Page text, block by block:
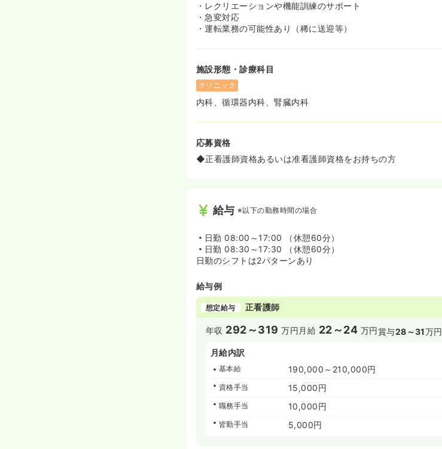
・レクリエーションや機能訓練のサポート
・急変対応
・運転業務の可能性あり（稀に送迎等）
施設形態・診療科目
クリニック
内科、循環器内科、腎臓内科
応募資格
◆正看護師資格あるいは准看護師資格をお持ちの方
給与 ※以下の勤務時間の場合
日勤 08:00～17:00 （休憩60分）
日勤 08:30～17:30 （休憩60分）
日勤のシフトは2パターンあり
給与例
想定給与 正看護師
年収 292～319 万円 月給 22～24 万円賞与28～31万円
月給内訳
基本給 190,000～210,000円
資格手当 15,000円
職務手当 10,000円
皆勤手当 5,000円